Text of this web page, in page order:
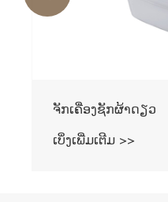
ຈັກເຄື່ອງຊັກຜ້າດຽວ
ເບິ່ງເພີ່ມເຕີມ >>